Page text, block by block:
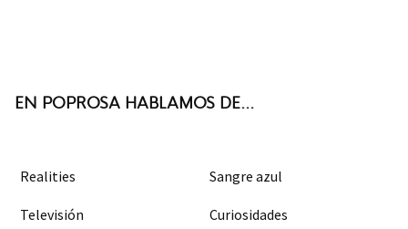
EN POPROSA HABLAMOS DE...
Realities Sangre azul
Televisión Curiosidades